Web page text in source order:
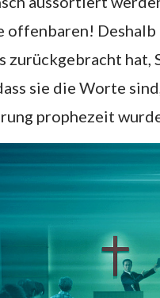
offenbaren!
zurückgebracht
sie die Worte
prophezeit